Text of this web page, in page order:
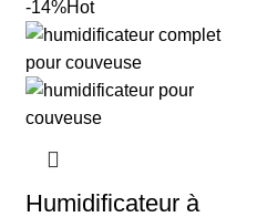
-14%Hot
Humidificateur à